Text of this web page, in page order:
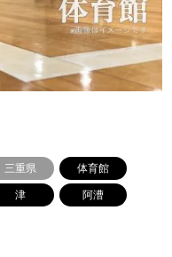
三重県
体育館
津 阿漕